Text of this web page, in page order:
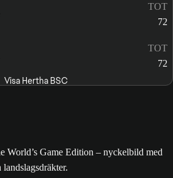
TOT
72
TOT
72
Visa Hertha BSC